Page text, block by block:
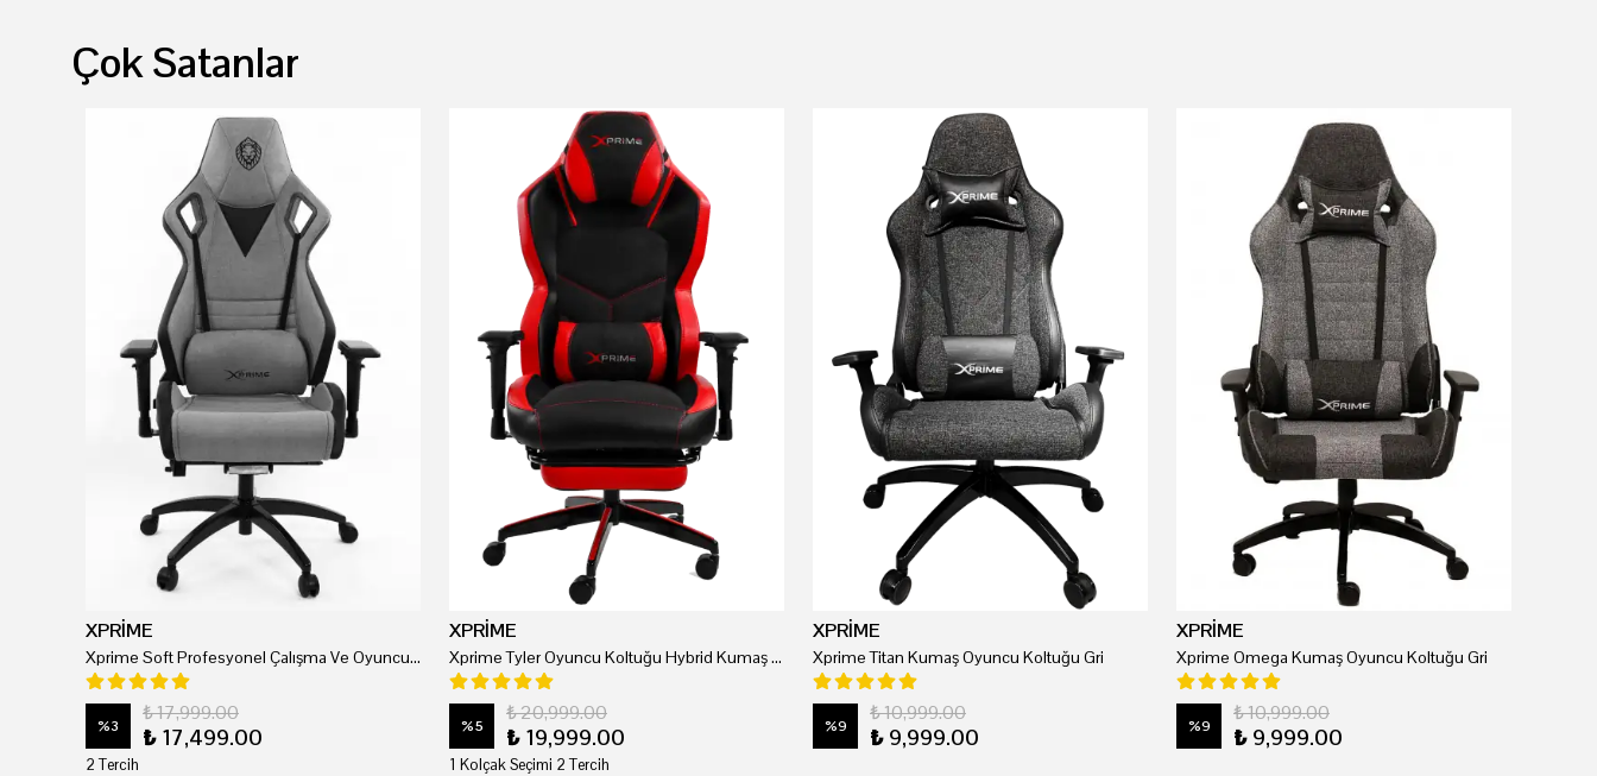
Çok Satanlar
XPRİME
Xprime Soft Profesyonel Çalışma Ve Oyuncu Koltuğu
%3
₺ 17,999.00
₺ 17,499.00
2 Tercih
XPRİME
Xprime Tyler Oyuncu Koltuğu Hybrid Kumaş Kırmızı
%5
₺ 20,999.00
₺ 19,999.00
1 Kolçak Seçimi 2 Tercih
XPRİME
Xprime Titan Kumaş Oyuncu Koltuğu Gri
%9
₺ 10,999.00
₺ 9,999.00
XPRİME
Xprime Omega Kumaş Oyuncu Koltuğu Gri
%9
₺ 10,999.00
₺ 9,999.00